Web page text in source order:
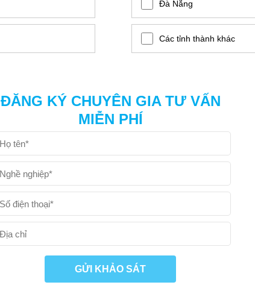
Đà Nẵng
Các tỉnh thành khác
ĐĂNG KÝ CHUYÊN GIA TƯ VẤN
MIỄN PHÍ
GỬI KHẢO SÁT